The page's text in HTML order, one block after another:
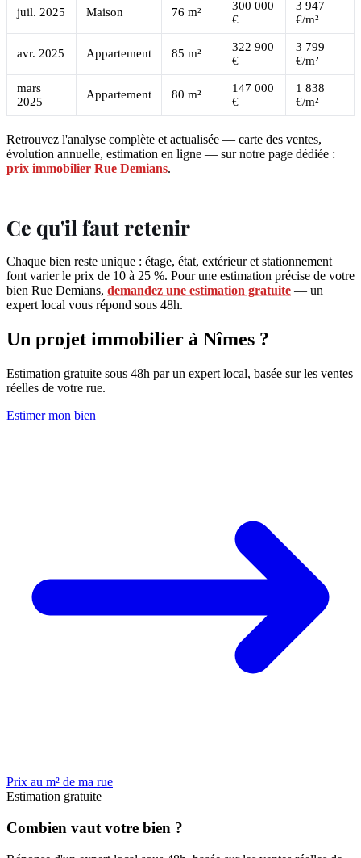
juil. 2025 Maison 76 m²
300 000
€
3 947
€/m²
avr. 2025 Appartement 85 m²
322 900
€
3 799
€/m²
mars
2025
Appartement 80 m²
147 000
€
1 838
€/m²
Retrouvez l'analyse complète et actualisée — carte des ventes,
évolution annuelle, estimation en ligne — sur notre page dédiée :
prix immobilier Rue Demians.
Ce qu'il faut retenir
Chaque bien reste unique : étage, état, extérieur et stationnement
font varier le prix de 10 à 25 %. Pour une estimation précise de votre
bien Rue Demians, demandez une estimation gratuite — un
expert local vous répond sous 48h.
Un projet immobilier à Nîmes ?
Estimation gratuite sous 48h par un expert local, basée sur les ventes
réelles de votre rue.
Estimer mon bien
Prix au m² de ma rue
Estimation gratuite
Combien vaut votre bien ?